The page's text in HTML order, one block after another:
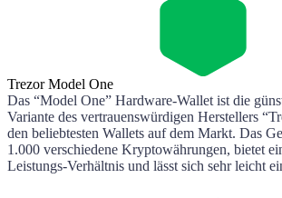
Trezor Model One
Das “Model One” Hardware-Wallet ist die
Variante des vertrauenswürdigen Herstellers
den beliebtesten Wallets auf dem Markt. Das
1.000 verschiedene Kryptowährungen, bietet
Leistungs-Verhältnis und lässt sich sehr leicht